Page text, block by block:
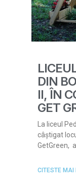
DIN
II, ÎN
GET
La liceul
câștigat
GetGreen,
CITESTE MAI